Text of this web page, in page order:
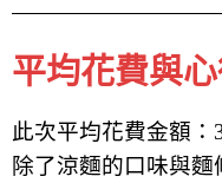
平均花費與
此次平均花費金額：
除了涼麵的口味與麵